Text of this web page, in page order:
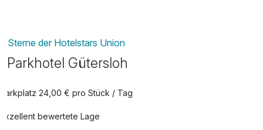
Sterne der Hotelstars Union
Parkhotel Gütersloh
Parkplatz 24,00 € pro Stück / Tag
Exzellent bewertete Lage